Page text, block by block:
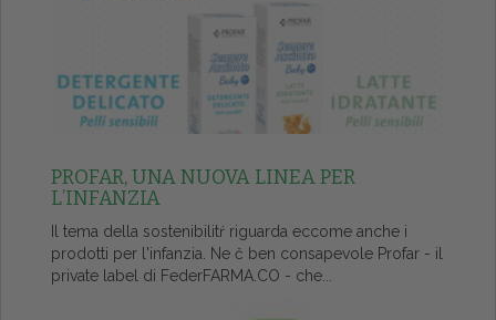
PROFAR, UNA NUOVA LINEA PER
L’INFANZIA
Il tema della sostenibilitŕ riguarda eccome anche i
prodotti per l'infanzia. Ne č ben consapevole Profar - il
private label di FederFARMA.CO - che...